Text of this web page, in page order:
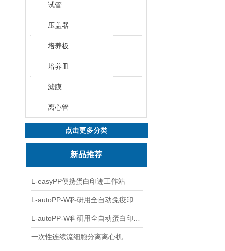
试管
压盖器
培养板
培养皿
滤膜
离心管
点击更多分类
新品推荐
L-easyPP便携蛋白印迹工作站
一次性连续流细胞分离离心机